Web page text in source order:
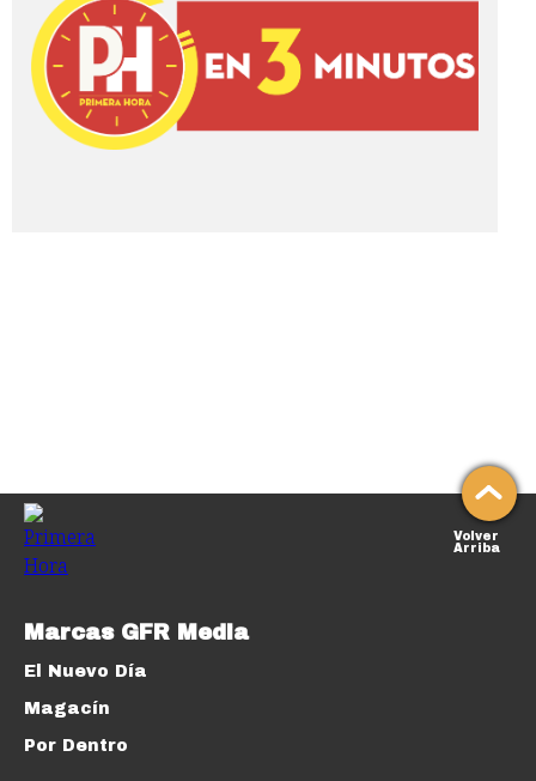
Volver
Arriba
Marcas GFR Media
El Nuevo Día
Magacín
Por Dentro